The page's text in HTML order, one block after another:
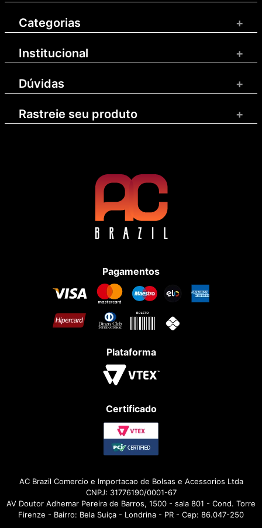
Categorias +
Institucional +
Dúvidas +
Rastreie seu produto +
Pagamentos
Plataforma
Certificado
AC Brazil Comercio e Importacao de Bolsas e Acessorios Ltda
CNPJ: 31776190/0001-67
AV Doutor Adhemar Pereira de Barros, 1500 - sala 801 - Cond. Torre
Firenze - Bairro: Bela Suiça - Londrina - PR - Cep: 86.047-250